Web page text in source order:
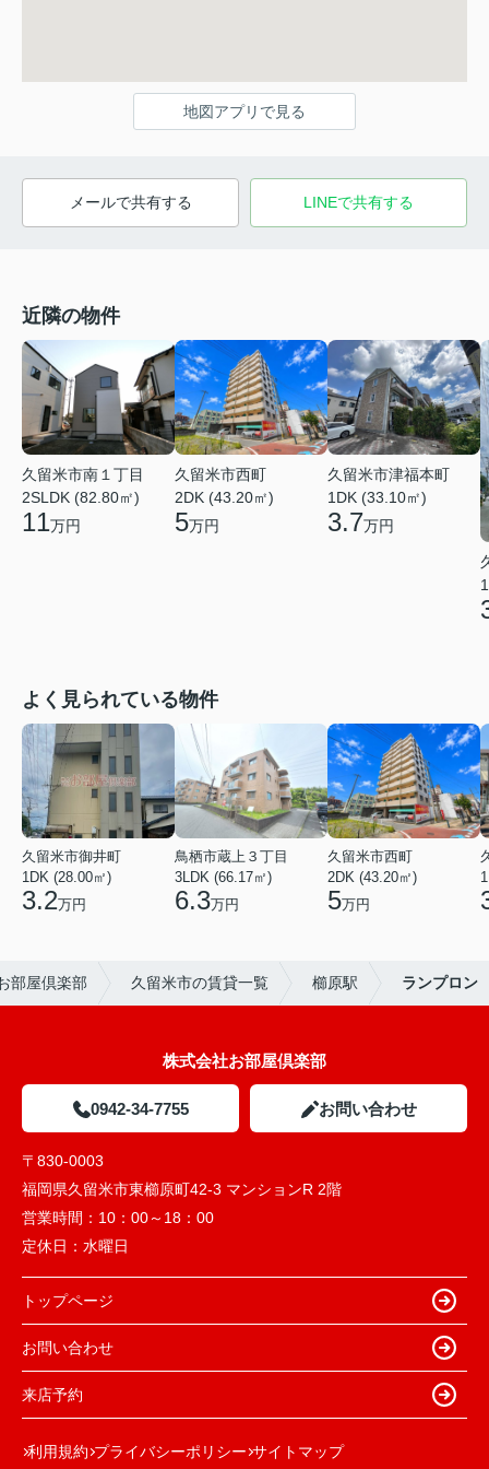
地図アプリで見る
メールで共有する LINEで共有する
近隣の物件
久留米市南１丁目
2SLDK (82.80㎡)
11万円
久留米市西町
2DK (43.20㎡)
5万円
久留米市津福本町
1DK (33.10㎡)
3.7万円
よく見られている物件
久留米市御井町
1DK (28.00㎡)
3.2万円
鳥栖市蔵上３丁目
3LDK (66.17㎡)
6.3万円
久留米市西町
2DK (43.20㎡)
5万円
部屋倶楽部 久留米市の賃貸一覧 櫛原駅 ランプロン
株式会社お部屋倶楽部
0942-34-7755 お問い合わせ
〒830-0003
福岡県久留米市東櫛原町42-3 マンションR 2階
営業時間： 10：00～18：00
定休日： 水曜日
トップページ
お問い合わせ
来店予約
利用規約 プライバシーポリシー サイトマップ